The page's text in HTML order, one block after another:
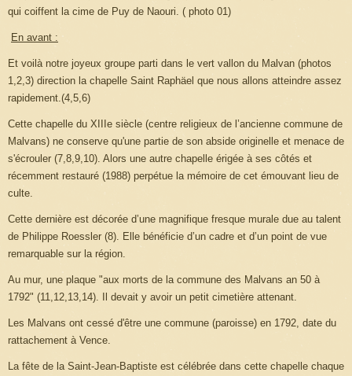
qui coiffent la cime de Puy de Naouri. ( photo 01)
En avant :
Et voilà notre joyeux groupe parti dans le vert vallon du Malvan (photos
1,2,3) direction la chapelle Saint Raphäel que nous allons atteindre assez
rapidement.(4,5,6)
Cette chapelle du XIIIe siècle (centre religieux de l’ancienne commune de
Malvans) ne conserve qu'une partie de son abside originelle et menace de
s'écrouler (7,8,9,10). Alors une autre chapelle érigée à ses côtés et
récemment restauré (1988) perpétue la mémoire de cet émouvant lieu de
culte.
Cette dernière est décorée d’une magnifique fresque murale due au talent
de Philippe Roessler (8). Elle bénéficie d’un cadre et d’un point de vue
remarquable sur la région.
Au mur, une plaque "aux morts de la commune des Malvans an 50 à
1792" (11,12,13,14). Il devait y avoir un petit cimetière attenant.
Les Malvans ont cessé d'être une commune (paroisse) en 1792, date du
rattachement à Vence.
La fête de la Saint-Jean-Baptiste est célébrée dans cette chapelle chaque